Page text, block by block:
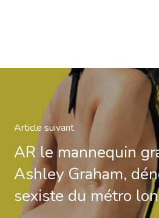
Article suivant
AR le mannequin
Ashley Graham,
sexiste du métro